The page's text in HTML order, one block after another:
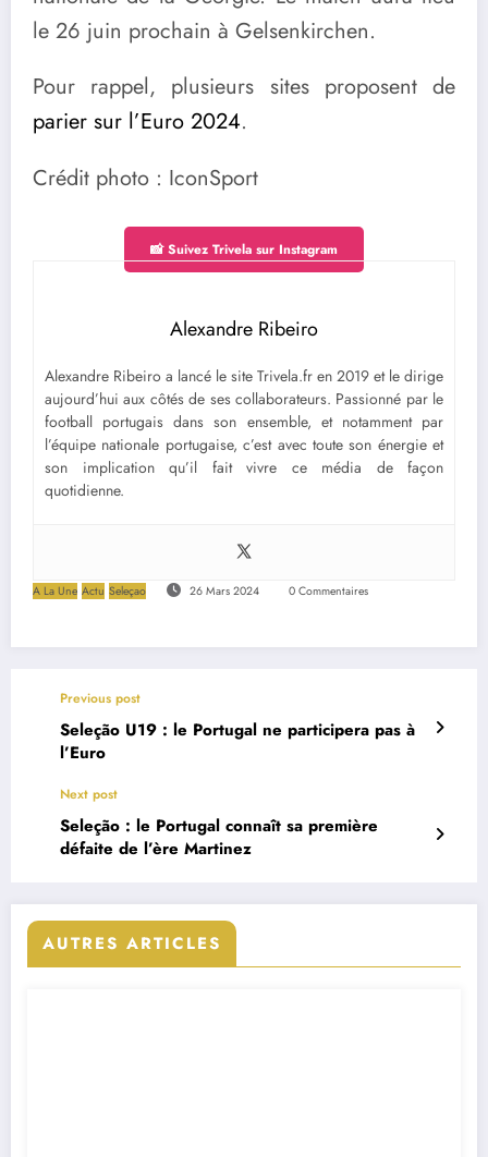
le 26 juin prochain à Gelsenkirchen.
Pour rappel, plusieurs sites proposent de
parier sur l’Euro 2024.
Crédit photo : IconSport
📸 Suivez Trivela sur Instagram
Alexandre Ribeiro
Alexandre Ribeiro a lancé le site Trivela.fr en 2019 et le dirige
aujourd’hui aux côtés de ses collaborateurs. Passionné par le
football portugais dans son ensemble, et notamment par
l’équipe nationale portugaise, c’est avec toute son énergie et
son implication qu’il fait vivre ce média de façon
quotidienne.
A La Une Actu Seleçao 26 Mars 2024 0 Commentaires
Previous post
Seleção U19 : le Portugal ne participera pas à
l’Euro
Next post
Seleção : le Portugal connaît sa première
défaite de l’ère Martinez
AUTRES ARTICLES